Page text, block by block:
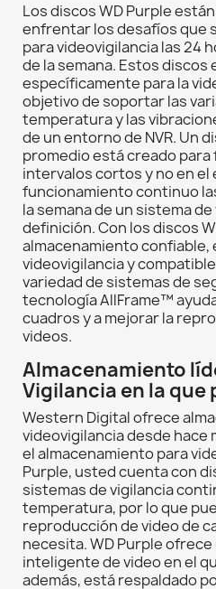
Los discos WD Purple
enfrentar los desafíos que
para videovigilancia las 24
de la semana. Estos discos
específicamente para la
objetivo de soportar las
temperatura y las
de un entorno de NVR. Un
promedio está creado para
intervalos cortos y no en
funcionamiento continuo
la semana de un sistema
definición. Con los discos
almacenamiento confiable,
videovigilancia y
variedad de sistemas de
tecnología AllFrame™
cuadros y a mejorar la
videos.
Almacenamiento
Vigilancia en la
Western Digital ofrece
videovigilancia desde hace
el almacenamiento para
Purple, usted cuenta con
sistemas de vigilancia
temperatura, por lo que
reproducción de video de
necesita. WD Purple
inteligente de video en el
además, está respaldado